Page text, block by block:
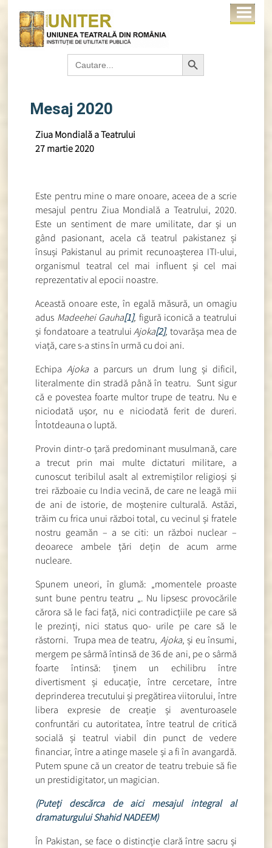
Search
for:
Search Button
Mesaj 2020
Ziua Mondială a Teatrului
27 martie 2020
Este pentru mine o mare onoare, aceea de a scrie
mesajul pentru Ziua Mondială a Teatrului, 2020.
Este un sentiment de mare umilitate, dar și un
gând pasionant, acela că teatrul pakistanez și
însuși Pakistanul au primit recunoașterea ITI-ului,
organismul teatral cel mai influent și cel mai
reprezentativ al epocii noastre.
Această onoare este, în egală măsură, un omagiu
adus Madeehei Gauha[1], figură iconică a teatrului
și fondatoare a teatruluiAjoka[2], tovarășa mea de
viață, care s-a stins în urmă cu doi ani.
EchipaAjoka a parcurs un drum lung și dificil,
literalmente din stradă până în teatru. Sunt sigur
că e povestea foarte multor trupe de teatru. Nu e
niciodată ușor, nu e niciodată ferit de dureri.
Întotdeauna o luptă.
Provin dintr-o țară predominant musulmană, care
a trecut prin mai multe dictaturi militare, a
cunoscut teribilul asalt al extremiștilor religioși și
trei războaie cu India vecină, de care ne leagă mii
de ani de istorie, de moștenire culturală. Astăzi,
trăim cu frica unui război total, cu vecinul și fratele
nostru geamăn­ – a se citi: un război nuclear –
deoarece ambele țări dețin de acum arme
nucleare.
Spunem uneori, în glumă: „momentele proaste
sunt bune pentru teatru „. Nu lipsesc provocările
cărora să le faci față, nici contradicțiile pe care să
le prezinți, nici status quo- urile pe care să le
răstorni. Trupa mea de teatru, Ajoka, și eu însumi,
mergem pe sârmă întinsă de 36 de ani, pe o sârmă
foarte întinsă: ținem un echilibru între
divertisment și educație, între cercetare, între
deprinderea trecutului și pregătirea viitorului, între
libera expresie de creație și aventuroasele
confruntări cu autoritatea, între teatrul de critică
socială și teatrul viabil din punct de vedere
financiar, între a atinge masele și a fi în avangardă.
Putem spune că un creator de teatru trebuie să fie
un prestidigitator, un magician.
(Puteți descărca de aici mesajul integral al
dramaturgului Shahid NADEEM)
În Pakistan, se face o distincție clară între sacru și